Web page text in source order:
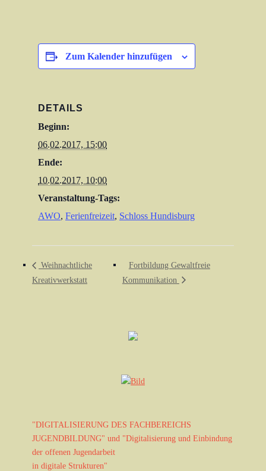
Zum Kalender hinzufügen
DETAILS
Beginn:
06.02.2017, 15:00
Ende:
10.02.2017, 10:00
Veranstaltung-Tags:
AWO, Ferienfreizeit, Schloss Hundisburg
Weihnachtliche
Kreativwerkstatt
Fortbildung Gewaltfreie
Kommunikation
"DIGITALISIERUNG DES FACHBEREICHS
JUGENDBILDUNG" und "Digitalisierung und Einbindung
der offenen Jugendarbeit
in digitale Strukturen"